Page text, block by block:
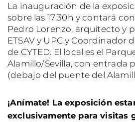
La inauguración de la
sobre las 17:30h y contará
Pedro Lorenzo, arquitecto y
ETSAV y UPC y Coordinador
de CYTED. El local es el
Alamillo/Sevilla, con entrada
(debajo del puente del
¡Anímate! La exposición
exclusivamente para visitas